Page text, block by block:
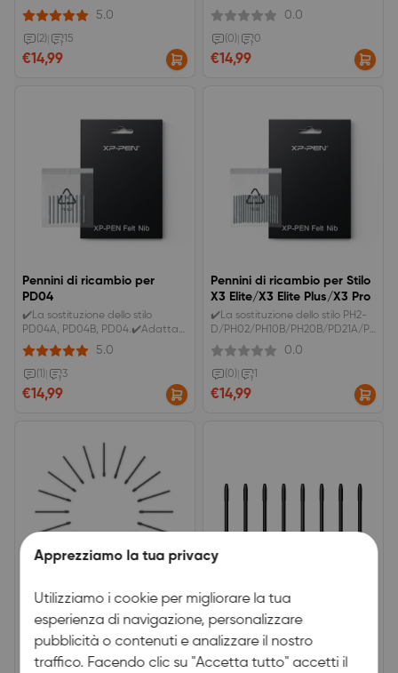
16,&nbsp;Artist 22
2nd,&nbsp;Artist 24 QHD.
5.0
(2) 15
€14,99
per&nbsp;Deco Fun, DECO01V3,
DECO01V2, DECO03, DECO01,
Deco mini, Star06, StarG640S
0.0
(0) 0
€14,99
Pennini di ricambio per
PD04
✔️La sostituzione dello stilo
PD04A, PD04B, PD04.✔️Adatta
per Magic Note Pad, Magic
Drawing Pad (Android 12).✔️IVA
inclusa. Spedizione gratuita.
5.0
(1) 3
€14,99
Pennini di ricambio per Stilo
X3 Elite/X3 Elite Plus/X3 Pro
✔️La sostituzione dello stilo PH2-
D/PH02/PH10B/PH20B/PD21A/
per Artist Ultra 16/14, Artist Pro
Gen2, Deco Pro Gen2, Artist Pro
V2, Artist 22 Plus, Artist Pro
16TP,&nbsp;Artist Pro 16, Artist
10/12/13/16 2nd, Deco
0.0
(0)
€14,99
Pennino di ricambio per Stilo
X3 Pro
✔️La sostituzione dello stilo PD51A,
PD52A.✔️PD51A (Pennini
Pennini di ricambio per
PA1/PA2
PA1/PA2.✔️Adatta per
Apprezziamo la tua privacy
Utilizziamo i cookie per migliorare la tua
esperienza di navigazione, personalizzare
pubblicità o contenuti e analizzare il nostro
traffico. Facendo clic su "Accetta tutto" accetti il